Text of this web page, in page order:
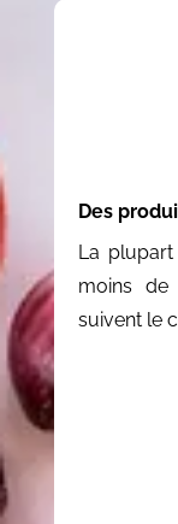
Des
La
moins
suivent le